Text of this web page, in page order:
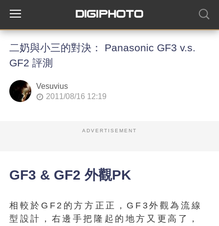
二奶與小三的對決： Panasonic GF3 v.s.
GF2 評測
Vesuvius
2011/08/16 12:19
ADVERTISEMENT
GF3 & GF2 外觀PK
相較於GF2的方方正正，GF3外觀為流線
型設計，右邊手把隆起的地方又更高了，